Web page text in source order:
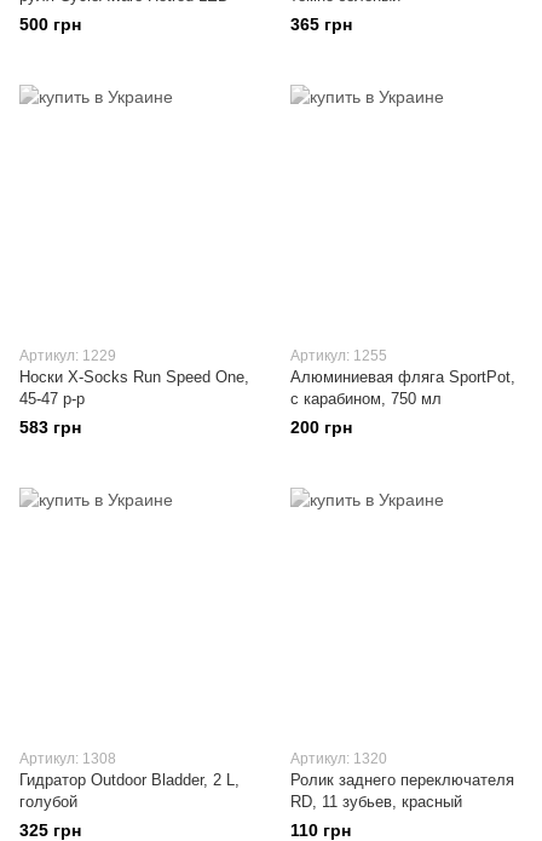
500 грн 365 грн
Артикул: 1229
Носки X-Socks Run Speed One,
45-47 р-р
583 грн
Артикул: 1255
Алюминиевая фляга SportPot,
с карабином, 750 мл
200 грн
Артикул: 1308
Гидратор Outdoor Bladder, 2 L,
голубой
325 грн
Артикул: 1320
Ролик заднего переключателя
RD, 11 зубьев, красный
110 грн